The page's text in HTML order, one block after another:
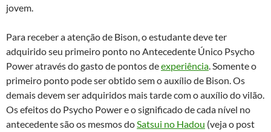
jovem.
Para receber a atenção de Bison, o estudante deve ter
adquirido seu primeiro ponto no Antecedente Único Psycho
Power através do gasto de pontos deexperiência. Somente o
primeiro ponto pode ser obtido sem o auxílio de Bison. Os
demais devem ser adquiridos mais tarde com o auxílio do vilão.
Os efeitos do Psycho Power e o significado de cada nível no
antecedente são os mesmos doSatsui no Hadou (veja o post